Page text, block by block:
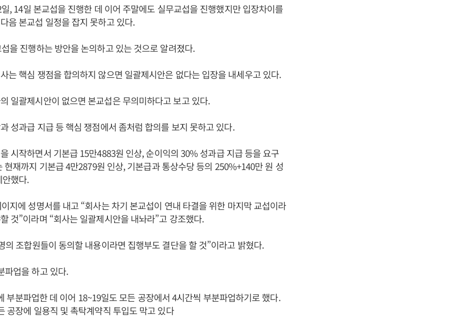
, 14일 본교섭을 진행한 데 이어 주말에도 실무교섭을 진행했지만 입장차이를
음 본교섭 일정을 잡지 못하고 있다.
을 진행하는 방안을 논의하고 있는 것으로 알려졌다.
는 핵심 쟁점을 합의하지 않으면 일괄제시안은 없다는 입장을 내세우고 있다.
일괄제시안이 없으면 본교섭은 무의미하다고 보고 있다.
성과급 지급 등 핵심 쟁점에서 좀처럼 합의를 보지 못하고 있다.
시작하면서 기본급 15만4883원 인상, 순이익의 30% 성과급 지급 등을 요구
현재까지 기본급 4만2879원 인상, 기본급과 통상수당 등의 250%+140만 원 성
했다.
지에 성명서를 내고 “회사는 차기 본교섭이 연내 타결을 위한 마지막 교섭이라
것”이라며 “회사는 일괄제시안을 내놔라”고 강조했다.
의 조합원들이 동의할 내용이라면 집행부도 결단을 할 것”이라고 밝혔다.
파업을 하고 있다.
부분파업한 데 이어 18~19일도 모든 공장에서 4시간씩 부분파업하기로 했다.
공장에 일용직 및 촉탁계약직 투입도 막고 있다